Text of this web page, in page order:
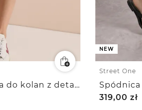
Dżinsowa spódnica do kolan z detalem w postaci paska
NEW
Street One
319,00zł